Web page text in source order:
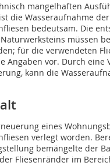
mangelhaften
die Wasseraufnahme der
bedeutsam. Die
müssen
für die verwendeten
Angaben vor. Durch eine
kann die
eines
verlegt worden.
bemängelte der
Fliesenränder im